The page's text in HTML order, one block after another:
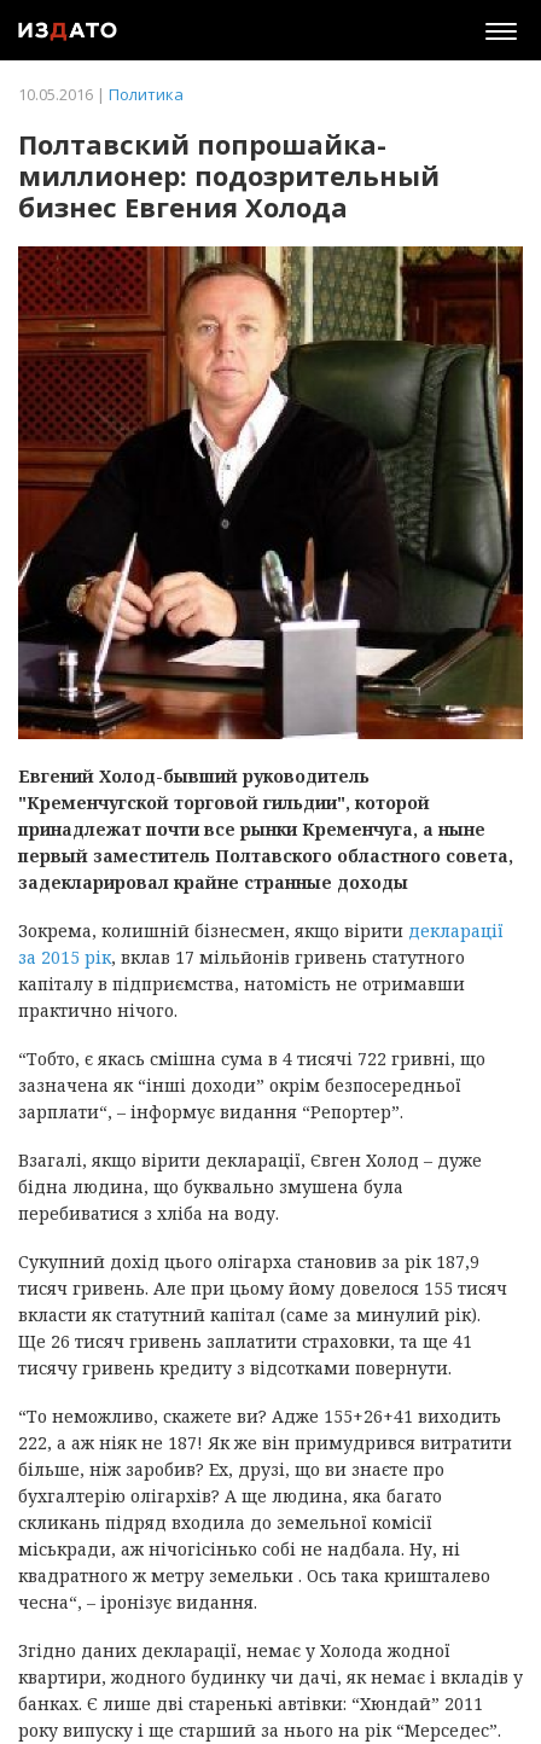
10.05.2016 | Политика
Полтавский попрошайка-
миллионер: подозрительный
бизнес Евгения Холода
Евгений Холод-бывший руководитель
"Кременчугской торговой гильдии", которой
принадлежат почти все рынки Кременчуга, а ныне
первый заместитель Полтавского областного совета,
задекларировал крайне странные доходы
Зокрема, колишній бізнесмен, якщо вірити декларації
за 2015 рік, вклав 17 мільйонів гривень статутного
капіталу в підприємства, натомість не отримавши
практично нічого.
“Тобто, є якась смішна сума в 4 тисячі 722 гривні, що
зазначена як “інші доходи” окрім безпосередньої
зарплати“, – інформує видання “Репортер”.
Взагалі, якщо вірити декларації, Євген Холод – дуже
бідна людина, що буквально змушена була
перебиватися з хліба на воду.
Сукупний дохід цього олігарха становив за рік 187,9
тисяч гривень. Але при цьому йому довелося 155 тисяч
вкласти як статутний капітал (саме за минулий рік).
Ще 26 тисяч гривень заплатити страховки, та ще 41
тисячу гривень кредиту з відсотками повернути.
“То неможливо, скажете ви? Адже 155+26+41 виходить
222, а аж ніяк не 187! Як же він примудрився витратити
більше, ніж заробив? Ех, друзі, що ви знаєте про
бухгалтерію олігархів? А ще людина, яка багато
скликань підряд входила до земельної комісії
міськради, аж нічогісінько собі не надбала. Ну, ні
квадратного ж метру земельки . Ось така кришталево
чесна“, – іронізує видання.
Згідно даних декларації, немає у Холода жодної
квартири, жодного будинку чи дачі, як немає і вкладів у
банках. Є лише дві старенькі автівки: “Хюндай” 2011
року випуску і ще старший за нього на рік “Мерседес”.